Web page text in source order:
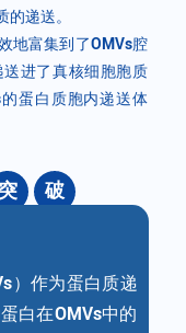
递送。
地富集到了OMVs腔
进了真核细胞胞质
蛋白质胞内递送体
突 破
）作为蛋白质递
白在OMVs中的